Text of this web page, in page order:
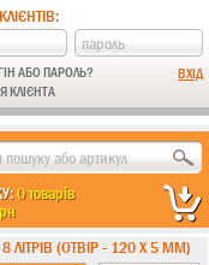
АБО ПАРОЛЬ?
КЛІЄНТА
0 товарів
(ОТВІР - 120 Х 5 ММ)